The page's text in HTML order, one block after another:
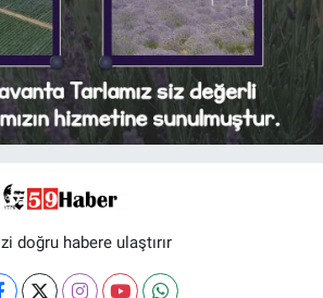
doğru habere ulaştırır